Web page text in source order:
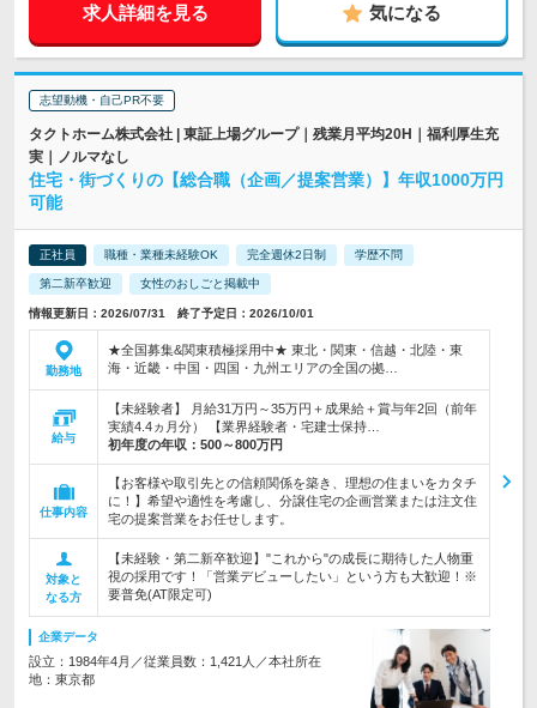
求人詳細を見る 気になる
志望動機・自己PR不要
タクトホーム株式会社 | 東証上場グループ｜残業月平均20H｜福利厚生充
実｜ノルマなし
住宅・街づくりの【総合職（企画／提案営業）】年収1000万円
可能
正社員 職種・業種未経験OK 完全週休2日制 学歴不問
第二新卒歓迎 女性のおしごと掲載中
情報更新日：2026/07/31 終了予定日：2026/10/01
勤務地
★全国募集&関東積極採用中★ 東北・関東・信越・北陸・東
海・近畿・中国・四国・九州エリアの全国の拠…
給与
【未経験者】 月給31万円～35万円＋成果給＋賞与年2回（前年
実績4.4ヵ月分） 【業界経験者・宅建士保持…
初年度の年収： 500～800万円
仕事内容
【お客様や取引先との信頼関係を築き、理想の住まいをカタチ
に！】希望や適性を考慮し、分譲住宅の企画営業または注文住
宅の提案営業をお任せします。
対象と
なる方
【未経験・第二新卒歓迎】"これから"の成長に期待した人物重
視の採用です！「営業デビューしたい」という方も大歓迎！※
要普免(AT限定可)
企業データ
設立：1984年4月／従業員数：1,421人／本社所在
地：東京都